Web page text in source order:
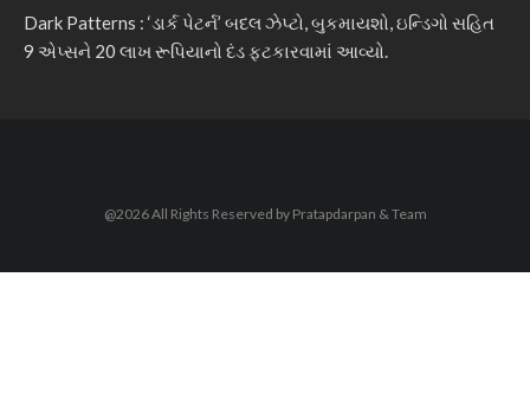
Dark Patterns : ‘ડાર્ક પેટર્ન’ બદલ ઝેપ્ટો, બુકમાયશો, ઇન્ડિગો સહિત
9 એપ્સને 20 લાખ રૂપિયાનો દંડ ફટકારવામાં આવ્યો.
@2026 All Rights Reserved by Pratapdarpan & Team